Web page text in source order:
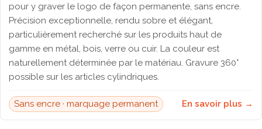
pour y graver le logo de façon permanente, sans encre.
Précision exceptionnelle, rendu sobre et élégant,
particulièrement recherché sur les produits haut de
gamme en métal, bois, verre ou cuir. La couleur est
naturellement déterminée par le matériau. Gravure 360°
possible sur les articles cylindriques.
Sans encre · marquage permanent En savoir plus →